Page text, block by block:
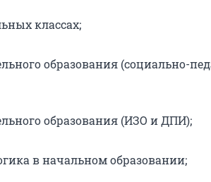
классах;
образования (социально-
образования (ИЗО и ДПИ);
в начальном образовании;